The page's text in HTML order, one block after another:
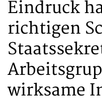
Eindruck
richtigen
wirksame